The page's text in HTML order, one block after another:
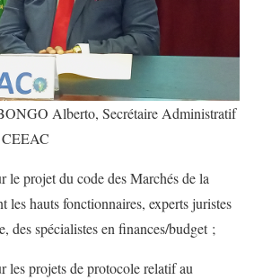
Alberto, Secrétaire Administratif
CEEAC
du code des Marchés de la
les hauts fonctionnaires, experts juristes
des spécialistes en finances/budget ;
projets de protocole relatif au